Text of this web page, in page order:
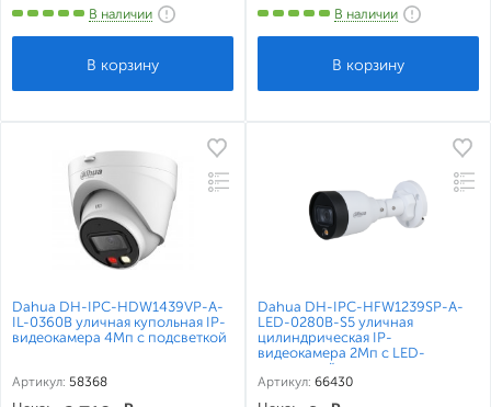
В наличии В наличии
Dahua DH-IPC-HDW1439VP-A-
IL-0360B уличная купольная IP-
видеокамера 4Мп с подсветкой
Артикул: 58368
Dahua DH-IPC-HFW1239SP-A-
LED-0280B-S5 уличная
цилиндрическая IP-
видеокамера 2Мп с LED-
подсветкой
Артикул: 66430